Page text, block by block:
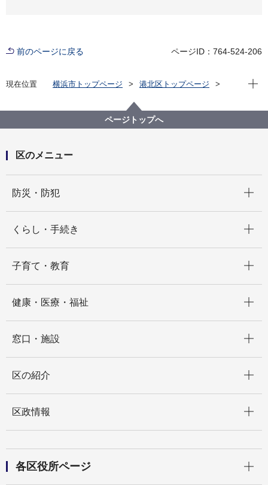
前のページに戻る ページID：764-524-206
現在位置 横浜市トップページ
港北区トップページ
子どもの食事相談
現在
ページトップへ
区のメニュー
防災・防犯
くらし・手続き
子育て・教育
健康・医療・福祉
窓口・施設
区の紹介
区政情報
各区役所ページ